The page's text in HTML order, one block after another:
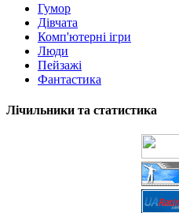
Гумор
Дівчата
Комп'ютерні ігри
Люди
Пейзажі
Фантастика
Лічильники та статистика